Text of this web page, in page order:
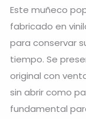
Este muñeco
fabricado en
para conservar
tiempo. Se
original con
sin abrir como
fundamental